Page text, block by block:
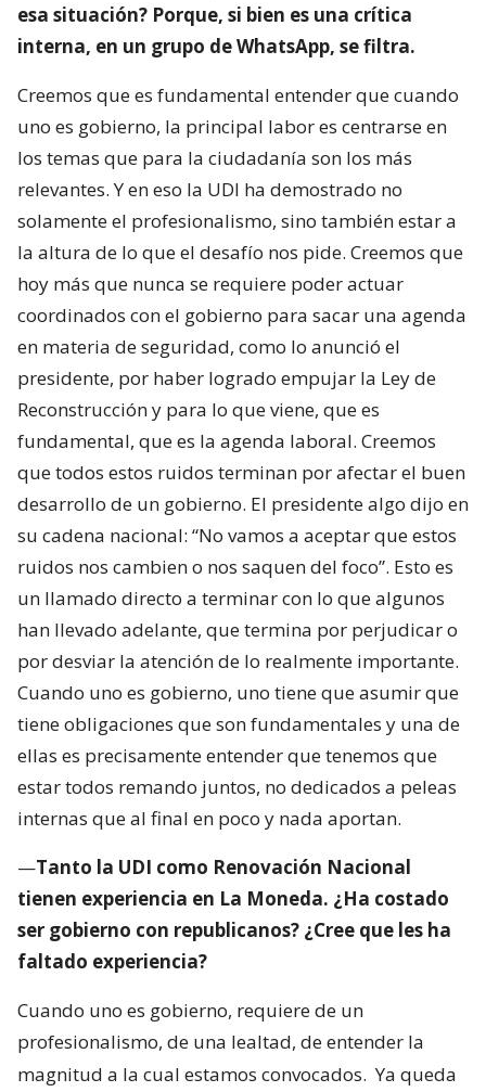
esa situación? Porque, si bien es una crítica
interna, en un grupo de WhatsApp, se filtra.
Creemos que es fundamental entender que cuando
uno es gobierno, la principal labor es centrarse en
los temas que para la ciudadanía son los más
relevantes. Y en eso la UDI ha demostrado no
solamente el profesionalismo, sino también estar a
la altura de lo que el desafío nos pide. Creemos que
hoy más que nunca se requiere poder actuar
coordinados con el gobierno para sacar una agenda
en materia de seguridad, como lo anunció el
presidente, por haber logrado empujar la Ley de
Reconstrucción y para lo que viene, que es
fundamental, que es la agenda laboral. Creemos
que todos estos ruidos terminan por afectar el buen
desarrollo de un gobierno. El presidente algo dijo en
su cadena nacional: “No vamos a aceptar que estos
ruidos nos cambien o nos saquen del foco”. Esto es
un llamado directo a terminar con lo que algunos
han llevado adelante, que termina por perjudicar o
por desviar la atención de lo realmente importante.
Cuando uno es gobierno, uno tiene que asumir que
tiene obligaciones que son fundamentales y una de
ellas es precisamente entender que tenemos que
estar todos remando juntos, no dedicados a peleas
internas que al final en poco y nada aportan.
—Tanto la UDI como Renovación Nacional
tienen experiencia en La Moneda. ¿Ha costado
ser gobierno con republicanos? ¿Cree que les ha
faltado experiencia?
Cuando uno es gobierno, requiere de un
profesionalismo, de una lealtad, de entender la
magnitud a la cual estamos convocados. Ya queda